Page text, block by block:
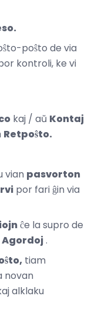
poŝto de via
kontroli, ke vi
kaj / aŭ Kontaj
Retpoŝto.
vian pasvorton
por fari ĝin via
ĉe la supro de
.
tiam
novan
alklaku